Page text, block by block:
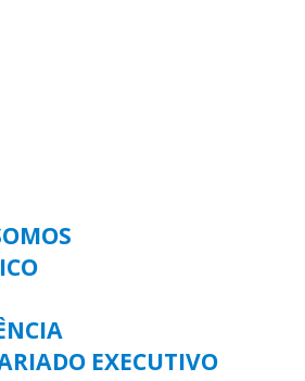
EXECUTIVO